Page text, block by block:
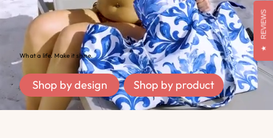
What a life. Make it shine.
Shop by design Shop by product
★
REVIEWS